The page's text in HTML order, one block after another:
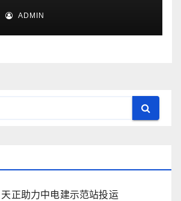
ADMIN
正助力中电建示范站投运